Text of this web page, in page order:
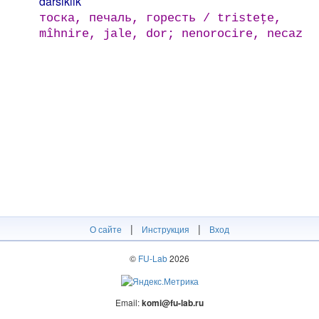
тоска, печаль, горесть / tristeţe,
mîhnire, jale, dor; nenorocire, necaz
О сайте | Инструкция | Вход
© FU-Lab2026
Email:komi@fu-lab.ru